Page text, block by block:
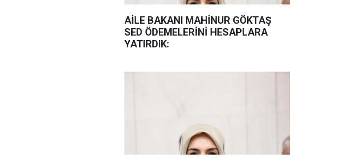
AİLE BAKANI MAHİNUR GÖKTAŞ
SED ÖDEMELERİNİ HESAPLARA
YATIRDIK: